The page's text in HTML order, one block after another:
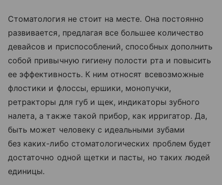
Стоматология не стоит на месте. Она постоянно
развивается, предлагая все большее количество
девайсов и приспособлений, способных дополнить
собой привычную гигиену полости рта и повысить
ее эффективность. К ним относят всевозможные
флостики и флоссы, ершики, монопучки,
ретракторы для губ и щек, индикаторы зубного
налета, а также такой прибор, как ирригатор. Да,
быть может человеку с идеальными зубами
без каких-либо стоматологических проблем будет
достаточно одной щетки и пасты, но таких людей
единицы.